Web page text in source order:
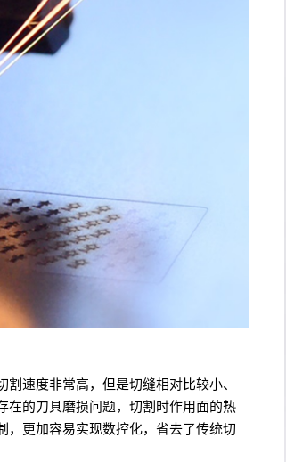
速度非常高，但是切缝相对比较小、
在的刀具磨损问题，切割时作用面的热
，更加容易实现数控化，省去了传统切